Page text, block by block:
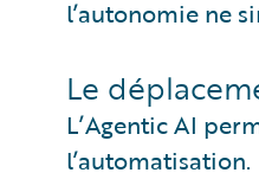
l’autonomie ne
Le
L’Agentic AI
l’automatisation.